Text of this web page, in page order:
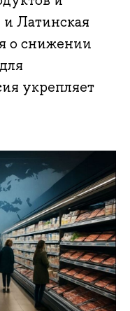
Латинская
о снижении
укрепляет